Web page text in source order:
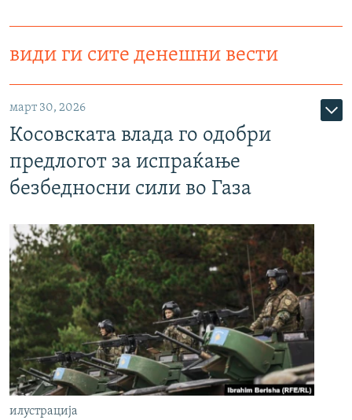
види ги сите денешни вести
март 30, 2026
Косовската влада го одобри
предлогот за испраќање
безбедносни сили во Газа
илустрација